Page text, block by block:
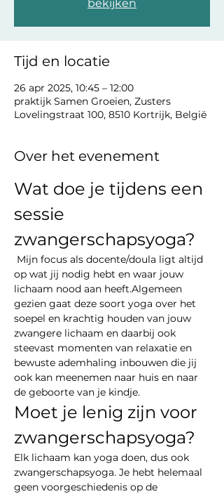
bekijken
Tijd en locatie
26 apr 2025, 10:45 – 12:00
praktijk Samen Groeien, Zusters
Lovelingstraat 100, 8510 Kortrijk, België
Over het evenement
Wat doe je tijdens een
sessie
zwangerschapsyoga?
Mijn focus als docente/doula ligt altijd
op wat jij nodig hebt en waar jouw
lichaam nood aan heeft.Algemeen
gezien gaat deze soort yoga over het
soepel en krachtig houden van jouw
zwangere lichaam en daarbij ook
steevast momenten van relaxatie en
bewuste ademhaling inbouwen die jij
ook kan meenemen naar huis en naar
de geboorte van je kindje.
Moet je lenig zijn voor
zwangerschapsyoga?
Elk lichaam kan yoga doen, dus ook
zwangerschapsyoga. Je hebt helemaal
geen voorgeschiedenis op de